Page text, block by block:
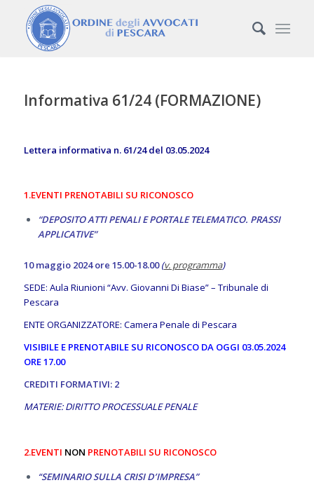
Informativa 61/24 (FORMAZIONE)
Lettera informativa n. 61/24 del 03.05.2024
1.EVENTI PRENOTABILI SU RICONOSCO
“DEPOSITO ATTI PENALI E PORTALE TELEMATICO. PRASSI
APPLICATIVE”
10 maggio 2024 ore 15.00-18.00 (v. programma)
SEDE: Aula Riunioni “Avv. Giovanni Di Biase” – Tribunale di
Pescara
ENTE ORGANIZZATORE: Camera Penale di Pescara
VISIBILE E PRENOTABILE SU RICONOSCO DA OGGI 03.05.2024
ORE 17.00
CREDITI FORMATIVI: 2
MATERIE: DIRITTO PROCESSUALE PENALE
2.EVENTI NON PRENOTABILI SU RICONOSCO
“SEMINARIO SULLA CRISI D’IMPRESA”